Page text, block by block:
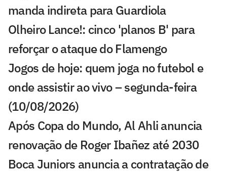
manda indireta para Guardiola
Olheiro Lance!: cinco 'planos B' para
reforçar o ataque do Flamengo
Jogos de hoje: quem joga no futebol e
onde assistir ao vivo – segunda-feira
(10/08/2026)
Após Copa do Mundo, Al Ahli anuncia
renovação de Roger Ibañez até 2030
Boca Juniors anuncia a contratação de